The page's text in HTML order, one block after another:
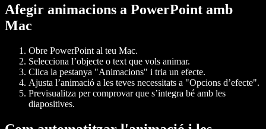
Afegir animacions a PowerPoint amb
Mac
Obre PowerPoint al teu Mac.
Selecciona l’objecte o text que vols animar.
Clica la pestanya "Animacions" i tria un efecte.
Ajusta l’animació a les teves necessitats a "Opcions d’efecte".
Previsualitza per comprovar que s’integra bé amb les
diapositives.